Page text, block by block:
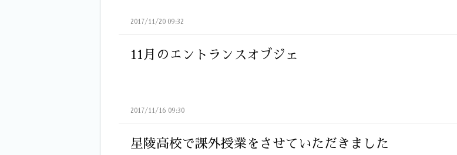
2017/11/20 09:32
11月のエントランスオブジェ
2017/11/16 09:30
星陵高校で課外授業をさせていただきました